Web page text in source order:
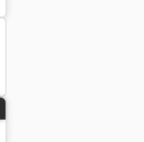
Zagen